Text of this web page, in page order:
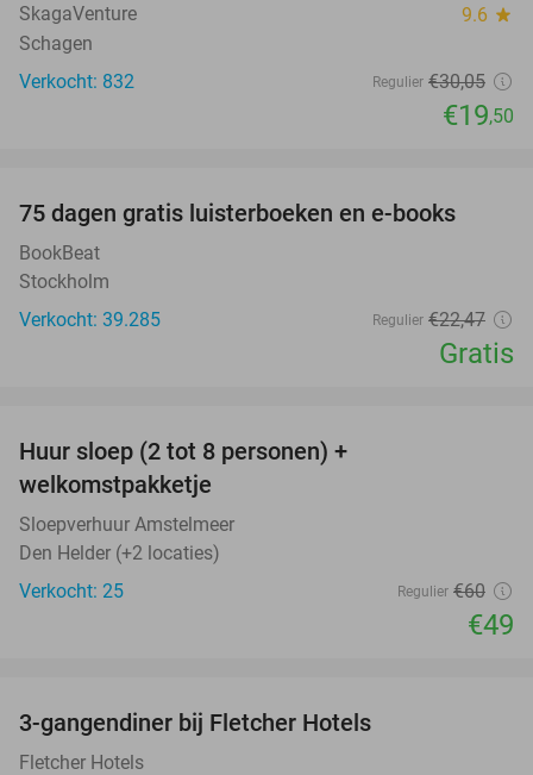
SkagaVenture 9.6 star
Schagen
Verkocht: 832
Regulier €30,05
€19,50
75 dagen gratis luisterboeken en e-books
BookBeat
Stockholm
Verkocht: 39.285
Regulier €22,47
Gratis
Huur sloep (2 tot 8 personen) +
welkomstpakketje
Sloepverhuur Amstelmeer
Den Helder (+2 locaties)
Verkocht: 25
Regulier €60
€49
3-gangendiner bij Fletcher Hotels
Fletcher Hotels